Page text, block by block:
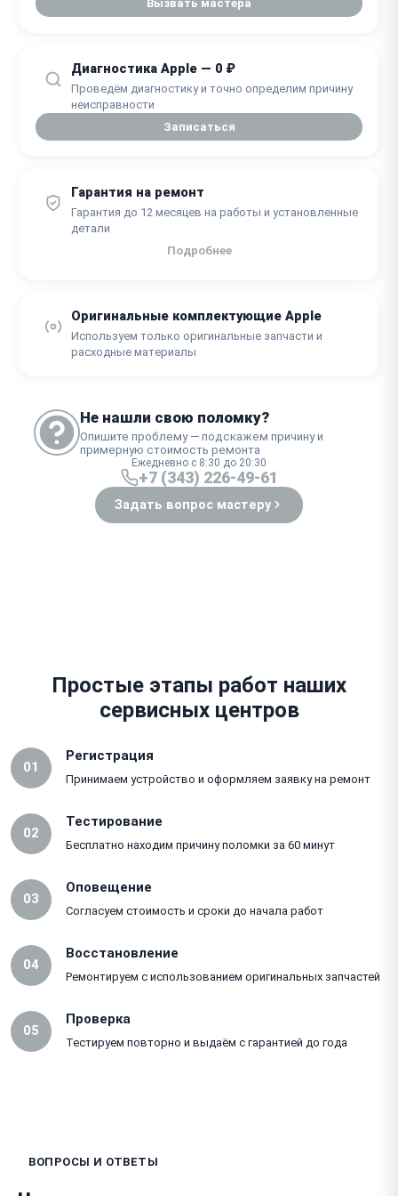
Вызвать мастера
Диагностика Apple — 0 ₽
Проведём диагностику и точно определим причину
неисправности
Записаться
Гарантия на ремонт
Гарантия до 12 месяцев на работы и установленные
детали
Подробнее
Оригинальные комплектующие Apple
Используем только оригинальные запчасти и
расходные материалы
Не нашли свою поломку?
Опишите проблему — подскажем причину и
примерную стоимость ремонта
Ежедневно с 8:30 до 20:30
+7 (343) 226-49-61
Задать вопрос мастеру
Простые этапы работ наших
сервисных центров
01
Регистрация
Принимаем устройство и оформляем заявку на ремонт
02
Тестирование
Бесплатно находим причину поломки за 60 минут
03
Оповещение
Согласуем стоимость и сроки до начала работ
04
Восстановление
Ремонтируем с использованием оригинальных запчастей
05
Проверка
Тестируем повторно и выдаём с гарантией до года
ВОПРОСЫ И ОТВЕТЫ